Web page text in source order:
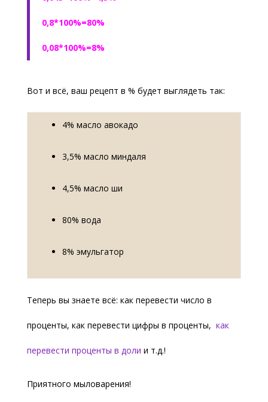
0,8*100%=80%
0,08*100%=8%
Вот и всё, ваш рецепт в % будет выглядеть так:
4% масло авокадо
3,5% масло миндаля
4,5% масло ши
80% вода
8% эмульгатор
Теперь вы знаете всё: как перевести число в
проценты, как перевести цифры в проценты, как
перевести проценты в доли и т.д.!
Приятного мыловарения!